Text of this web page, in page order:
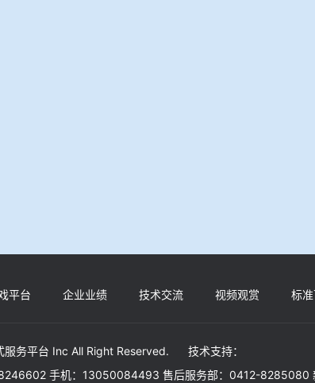
平台 企业业绩 技术交流 视频观赏 标
务平台 Inc All Right Reserved. 技术支持：
手机：13050084493 售后服务部：0412-8285080